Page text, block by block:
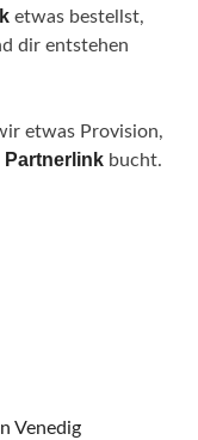
etwas bestellst,
dir entstehen
etwas Provision,
Partnerlink bucht.
Venedig